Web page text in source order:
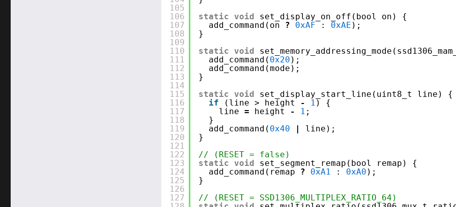
105
106
107
108
109
110
111
112
113
114
115
116
117
118
119
120
121
122
123
124
125
126
127
static void
set_display_on_off(bool on) {
add_command(on ? 0xAF : 0xAE );
}
static void
add_command( 0x20 );
add_command(mode);
}
static void
set_display_start_line(uint8_t line) {
if
(line > height - 1 ) {
line = height - 1 ;
}
add_command( 0x40 |
line);
}
// (RESET = false)
static void
set_segment_remap(bool remap) {
add_command(remap ? 0xA1 : 0xA0 );
}
// (RESET = SSD1306_MULTIPLEX_RATIO_64)